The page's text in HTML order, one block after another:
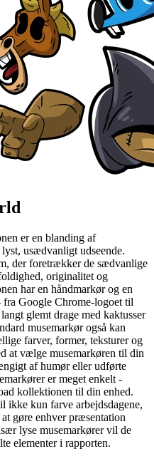
er en blanding af
usædvanligt udseende.
der foretrækker de sædvanlige
originalitet og
har en håndmarkør og en
Google Chrome-logoet til
glemt drage med kaktusser
musemarkør også kan
farver, former, teksturer og
at vælge musemarkøren til din
af humør eller udførte
er meget enkelt -
kollektionen til din enhed.
ikke kun farve arbejdsdagene,
gøre enhver præsentation
lyse musemarkører vil de
elementer i rapporten.